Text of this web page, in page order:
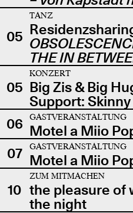
05
TANZ
THE IN
05
KONZERT
Big Zis & Big
Support: Skinny
06
GASTVERANSTALTUNG
Motel a Miio
07
GASTVERANSTALTUNG
Motel a Miio
10
ZUM MITMACHEN
the pleasure of
the night